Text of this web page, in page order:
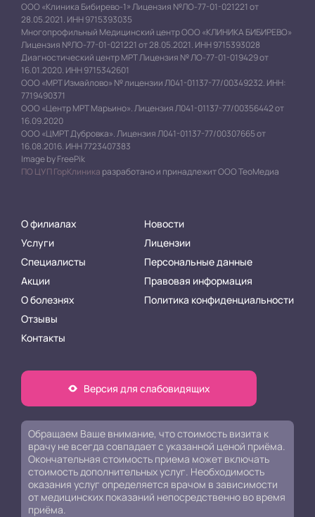
ООО «Клиника Бибирево-1» Лицензия №ЛО-77-01-021221 от
28.05.2021. ИНН 9715393035
Многопрофильный Медицинский центр ООО «КЛИНИКА БИБИРЕВО»
Лицензия №ЛО-77-01-021221 от 28.05.2021. ИНН 9715393028
Диагностический центр МРТ Лицензия № ЛО-77-01-019429 от
16.01.2020. ИНН 9715342601
ООО «МРТ Измайлово» № лицензии Л041-01137-77/00349232. ИНН:
7719490371
ООО «Центр МРТ Марьино». Лицензия Л041-01137-77/00356442 от
16.09.2020
ООО «ЦМРТ Дубровка». Лицензия Л041-01137-77/00307665 от
16.08.2016. ИНН 7723407383
Image by FreePik
ПО ЦУП ГорКлиника разработано и принадлежит ООО ТеоМедиа
О филиалах
Услуги
Специалисты
Акции
О болезнях
Отзывы
Контакты
Новости
Лицензии
Персональные данные
Правовая информация
Политика конфиденциальности
Версия для слабовидящих
Обращаем Ваше внимание, что стоимость визита к
врачу не всегда совпадает с указанной ценой приёма.
Окончательная стоимость приема может включать
стоимость дополнительных услуг. Необходимость
оказания услуг определяется врачом в зависимости
от медицинских показаний непосредственно во время
приёма.